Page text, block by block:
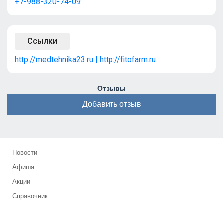
Ссылки
http://medtehnika23.ru | http://fitofarm.ru
Отзывы
Добавить отзыв
Новости
Афиша
Акции
Справочник